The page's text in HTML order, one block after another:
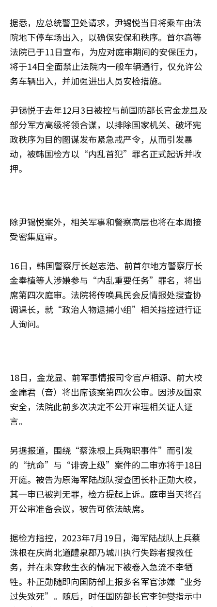
据悉，应总统警卫处请求，尹锡悦当日将乘车由法
院地下停车场出入，以确保安保和秩序。首尔高等
法院已于11日宣布，为应对庭审期间的安保压力，
将于14日全面禁止法院内一般车辆通行，仅允许公
务车辆出入，并加强进出人员安检措施。
尹锡悦于去年12月3日被控与前国防部长官金龙显及
部分军方高级将领合谋，以排除国家机关、破坏宪
政秩序为目的图谋发布紧急戒严令，从而引发暴
动，被韩国检方以“内乱首犯”罪名正式起诉并收
押。
除尹锡悦案外，相关军事和警察高层也将在本周接
受密集庭审。
16日，韩国警察厅长赵志浩、前首尔地方警察厅长
金奉植等人涉嫌参与“内乱重要任务”罪名，将出
席第四次庭审。法院将传唤具民会反情报处搜查协
调课长，就“政治人物逮捕小组”相关指控进行证
人询问。
18日，金龙显、前军事情报司令官卢相源、前大校
金庸君（音）将出席该案第四次公审。因涉及国家
安全，法院此前多次决定不公开审理相关证人证
言。
另据报道，围绕“蔡洙根上兵殉职事件”而引发
的“抗命”与“诽谤上级”案件的二审亦将于18日
开庭。被告为原海军陆战队搜查团长朴正勋大校，
其一审已被判无罪，检方提起上诉。庭审当天将召
开公审准备会议，被告可依法缺席。
据检方指控，2023年7月19日，海军陆战队上兵蔡
洙根在庆尚北道醴泉郡乃城川执行失踪者搜救任
务，并在未穿救生衣的情况下被卷入急流不幸牺
牲。朴正勋随即向国防部上报多名军官涉嫌“业务
过失致死”。随后，时任国防部长官李钟燮指示中